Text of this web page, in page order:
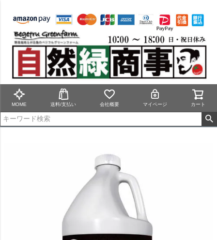
MOME 送料/支払い 会社概要 マイページ カート